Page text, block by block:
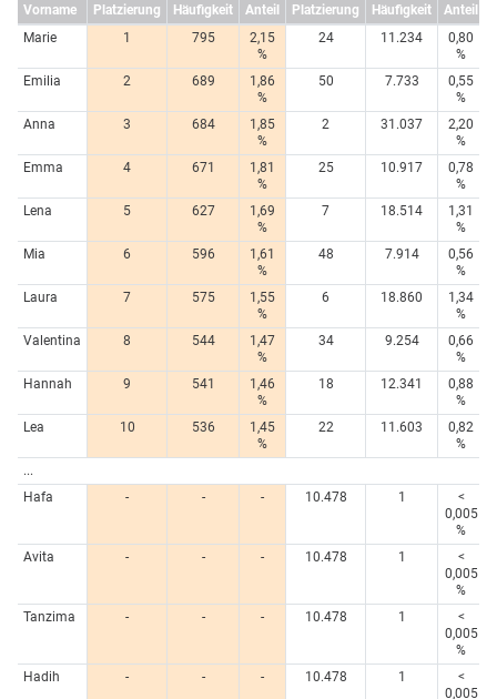
Vorname
Platzierung Häufigkeit Anteil Platzierung Häufigkeit
Anteil
Marie
1 795
2,15
%
24 11.234
0,80
%
Emilia
2 689
1,86
%
50 7.733
0,55
%
Anna
3 684
1,85
%
2 31.037
2,20
%
Emma
4 671
1,81
%
25 10.917
0,78
%
Lena
5 627
1,69
%
7 18.514
1,31
%
Mia
6 596
1,61
%
48 7.914
0,56
%
Laura
7 575
1,55
%
6 18.860
1,34
%
Valentina
8 544
1,47
%
34 9.254
0,66
%
Hannah
9 541
1,46
%
18 12.341
0,88
%
Lea
10 536
1,45
%
22 11.603
0,82
%
...
Hafa
- - - 10.478 1
<
0,005
%
Avita
- - - 10.478 1
<
0,005
%
Tanzima
- - - 10.478 1
<
0,005
%
Hadih
- - - 10.478 1
<
0,005